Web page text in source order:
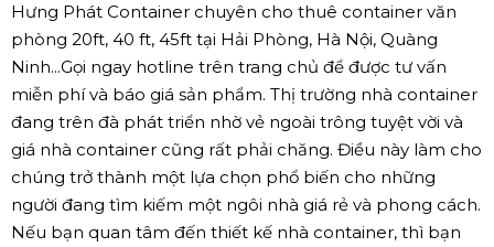
Hưng Phát Container chuyên cho thuê container văn
phòng 20ft, 40 ft, 45ft tại Hải Phòng, Hà Nội, Quàng
Ninh...Gọi ngay hotline trên trang chủ để được tư vấn
miễn phí và báo giá sản phẩm. Thị trường nhà container
đang trên đà phát triển nhờ vẻ ngoài trông tuyệt vời và
giá nhà container cũng rất phải chăng. Điều này làm cho
chúng trở thành một lựa chọn phổ biến cho những
người đang tìm kiếm một ngôi nhà giá rẻ và phong cách.
Nếu bạn quan tâm đến thiết kế nhà container, thì bạn